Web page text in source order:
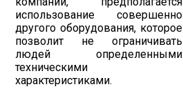
использование совершенно
другого оборудования, которое
позволит не ограничивать
людей определенными
техническими
характеристиками.